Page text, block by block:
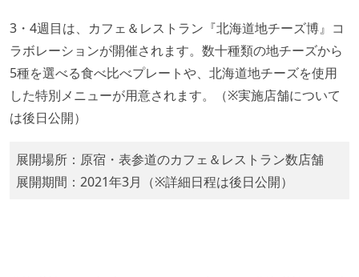
3・4週目は、カフェ＆レストラン『北海道地チーズ博』コ
ラボレーションが開催されます。数十種類の地チーズから
5種を選べる食べ比べプレートや、北海道地チーズを使用
した特別メニューが用意されます。（※実施店舗について
は後日公開）
展開場所：原宿・表参道のカフェ＆レストラン数店舗
展開期間：2021年3月（※詳細日程は後日公開）